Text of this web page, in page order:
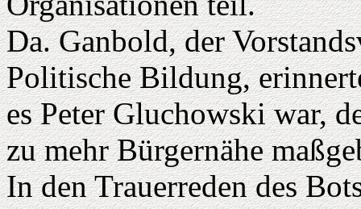
Da. Ganbold, der
Politische Bildung,
es Peter Gluchowski war,
zu mehr Bürgernähe
In den Trauerreden des